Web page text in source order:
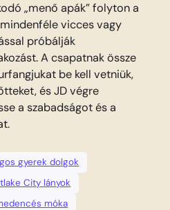
„menő apák” folyton a
vicces vagy
próbálják
A csapatnak össze
be kell vetniük,
és JD végre
a szabadságot és a
gyerek dolgok
City lányok
móka